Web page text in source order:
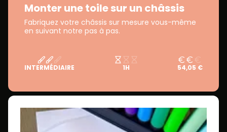
Monter une toile sur un châssis
Fabriquez votre châssis sur mesure vous-même
en suivant notre pas à pas.
INTERMÉDIAIRE 1H 54,05 €